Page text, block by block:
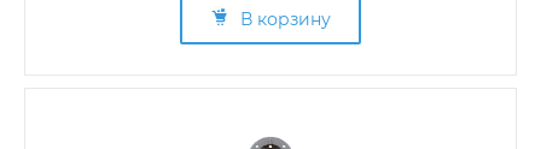
В корзину